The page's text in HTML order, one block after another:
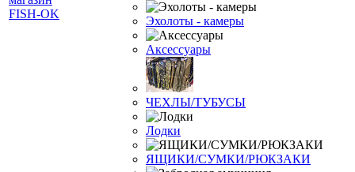
Эхолоты - камеры
Аксессуары
ЧЕХЛЫ/ТУБУСЫ
Лодки
ЯЩИКИ/СУМКИ/РЮКЗАКИ